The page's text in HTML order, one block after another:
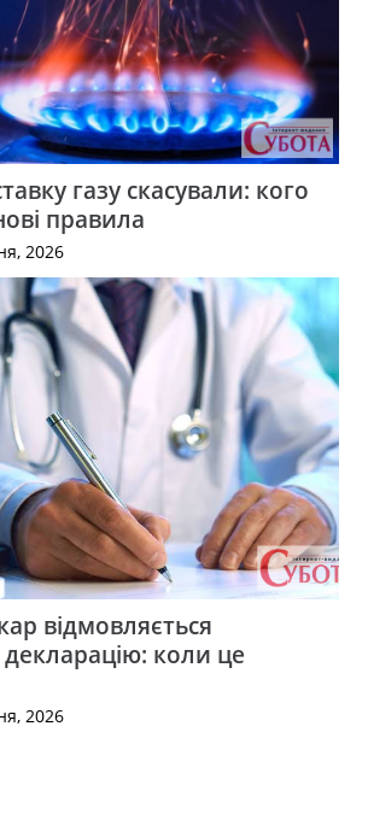
газу скасували: кого
правила
2026
відмовляється
декларацію: коли це
2026